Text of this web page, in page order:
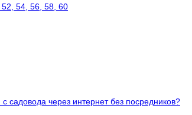
52, 54, 56, 58, 60
с садовода через интернет без посредников?